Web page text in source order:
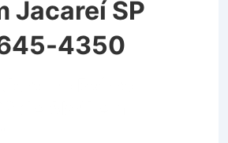
Jacareí SP
4350